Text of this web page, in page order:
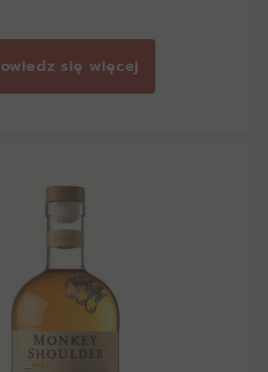
się więcej